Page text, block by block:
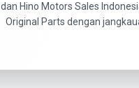
dan Hino Motors Sales
Original Parts dengan